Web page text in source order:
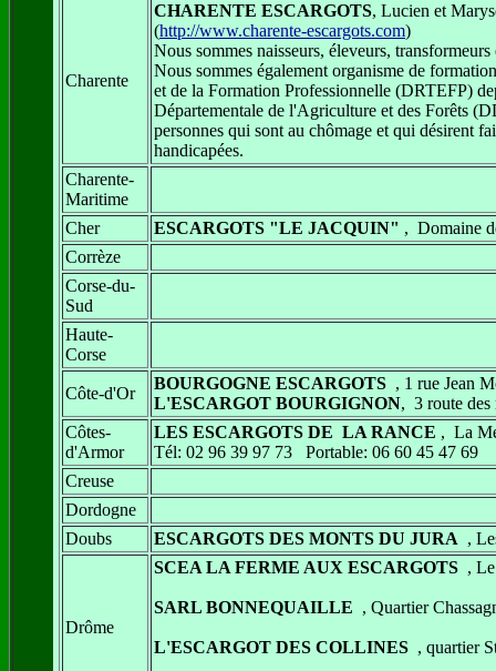
Charente
CHARENTE ESCARGOTS, Lucien et
(http://www.charente-escargots.com)
Nous sommes naisseurs, éleveurs,
Nous sommes également organisme de
et de la Formation Professionnelle (DRTEFP)
Départementale de l'Agriculture et des Forêts
personnes qui sont au chômage et qui désirent
handicapées.
Charente-
Maritime
Cher
ESCARGOTS "LE JACQUIN" , Domaine
Corrèze
Corse-du-
Sud
Haute-
Corse
Côte-d'Or
BOURGOGNE ESCARGOTS , 1 rue Jean
L'ESCARGOT BOURGIGNON, 3 route
Côtes-
d'Armor
LES ESCARGOTS DE LA RANCE , La
Tél: 02 96 39 97 73 Portable: 06 60 45 47 69
Creuse
Dordogne
Doubs
ESCARGOTS DES MONTS DU JURA ,
Drôme
SCEA LA FERME AUX ESCARGOTS ,
SARL BONNEQUAILLE , Quartier
L'ESCARGOT DES COLLINES , quartier